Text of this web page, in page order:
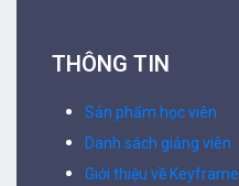
THÔNG TIN
Sản phẩm học viên
Danh sách giảng viên
Giới thiệu về Keyframe